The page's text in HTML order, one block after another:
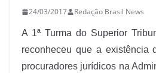
24/03/2017 Redação Brasil News
A 1ª Turma do Superior
reconheceu que a existência
procuradores jurídicos na